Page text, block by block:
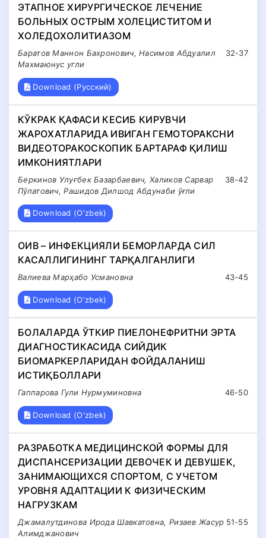
ЭТАПНОЕ ХИРУРГИЧЕСКОЕ ЛЕЧЕНИE
БОЛЬНЫХ ОСТРЫМ ХОЛЕЦИСТИТОМ И
ХОЛЕДОХОЛИТИАЗОМ
32-37
Баратов Маннон Бахронович, Насимов Абдуалил
Махмаюнус угли
Download (Русский)
КЎКРАК ҚАФАСИ КЕСИБ КИРУВЧИ
ЖАРОХАТЛАРИДА ИВИГАН ГЕМОТОРАКСНИ
ВИДЕОТОРАКОСКОПИК БАРТАРАФ ҚИЛИШ
ИМКОНИЯТЛАРИ
38-42
Беркинов Улуғбек Базарбаевич, Халиков Сарвар
Пўлатович, Рашидов Дилшод Абдунаби ўғли
Download (O'zbek)
ОИВ – ИНФЕКЦИЯЛИ БЕМОРЛАРДА СИЛ
КАСАЛЛИГИНИНГ ТАРҚАЛГАНЛИГИ
43-45
Валиева Марҳабо Усмановна
Download (O'zbek)
БОЛАЛАРДА ЎТКИР ПИЕЛОНЕФРИТНИ ЭРТА
ДИАГНОСТИКАСИДА СИЙДИК
БИОМАРКЕРЛАРИДАН ФОЙДАЛАНИШ
ИСТИҚБОЛЛАРИ
46-50
Гаппарова Гули Нурмуминовна
Download (O'zbek)
РАЗРАБОТКА МЕДИЦИНСКОЙ ФОРМЫ ДЛЯ
ДИСПАНСЕРИЗАЦИИ ДЕВОЧЕК И ДЕВУШЕК,
ЗАНИМАЮЩИХСЯ СПОРТОМ, С УЧЕТОМ
УРОВНЯ АДАПТАЦИИ К ФИЗИЧЕСКИМ
НАГРУЗКАМ
51-55
Джамалутдинова Ирода Шавкатовна, Ризаев Жасур
Алимджанович